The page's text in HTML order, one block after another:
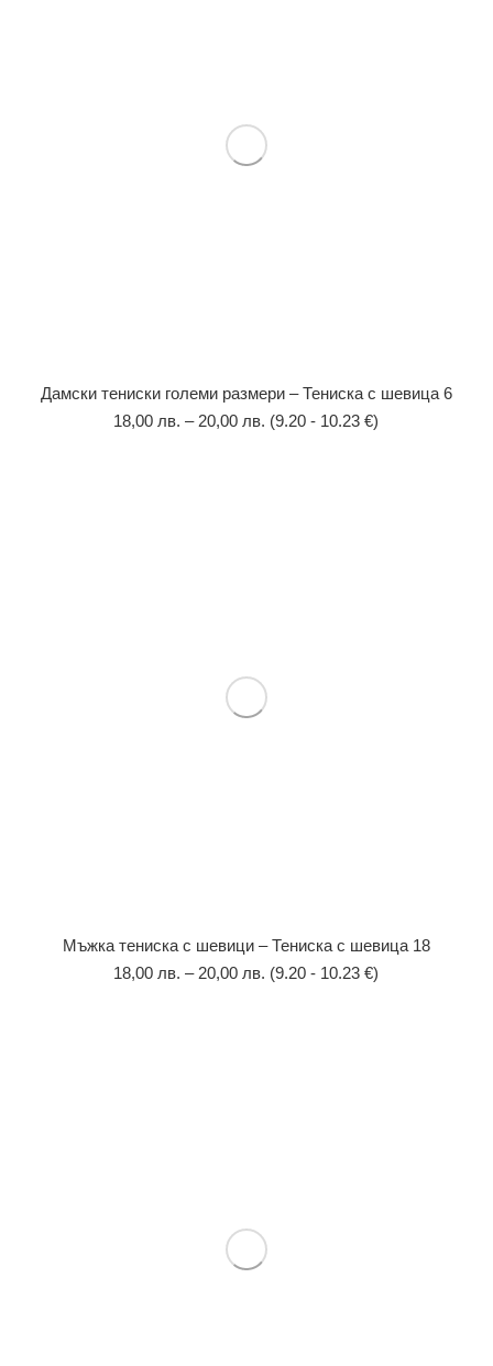
Дамски тениски големи размери – Тениска с шевица 6
18,00 лв. – 20,00 лв. (9.20 - 10.23 €)
Мъжка тениска с шевици – Тениска с шевица 18
18,00 лв. – 20,00 лв. (9.20 - 10.23 €)